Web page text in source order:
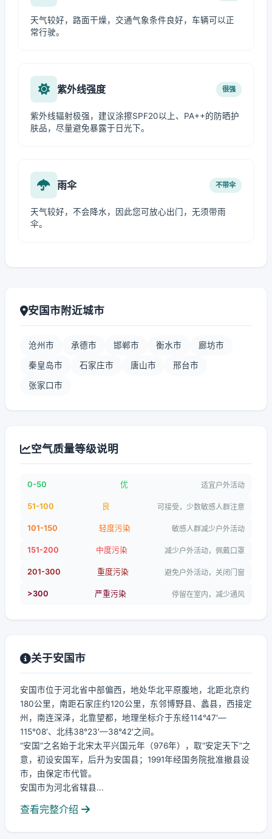
天气较好，路面干燥，交通气象条件良好，车辆可以正
常行驶。
紫外线强度 很强
紫外线辐射极强，建议涂擦SPF20以上、PA++的防晒护
肤品，尽量避免暴露于日光下。
雨伞 不带伞
天气较好，不会降水，因此您可放心出门，无须带雨
伞。
安国市附近城市
沧州市 承德市 邯郸市 衡水市 廊坊市
秦皇岛市 石家庄市 唐山市 邢台市
张家口市
空气质量等级说明
0-50 优 适宜户外活动
51-100 良 可接受，少数敏感人群注意
101-150 轻度污染 敏感人群减少户外活动
151-200 中度污染 减少户外活动，佩戴口罩
201-300 重度污染 避免户外活动，关闭门窗
>300 严重污染 停留在室内，减少通风
关于安国市
安国市位于河北省中部偏西，地处华北平原腹地，北距北京约
180公里，南距石家庄约120公里，东邻博野县、蠡县，西接定
州，南连深泽，北靠望都，地理坐标介于东经114°47′—
115°08′、北纬38°23′—38°42′之间。
“安国”之名始于北宋太平兴国元年（976年），取“安定天下”之
意，初设安国军，后升为安国县；1991年经国务院批准撤县设
市，由保定市代管。
安国市为河北省辖县...
查看完整介绍